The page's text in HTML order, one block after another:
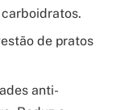
de pratos
anti-